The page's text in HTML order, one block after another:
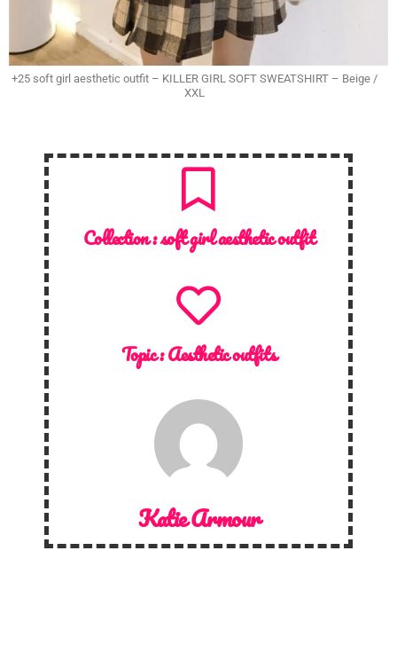
+25 soft girl aesthetic outfit – KILLER GIRL SOFT SWEATSHIRT – Beige /
XXL
Collection :soft girl aesthetic outfit
Topic :Aesthetic outfits
Katie Armour